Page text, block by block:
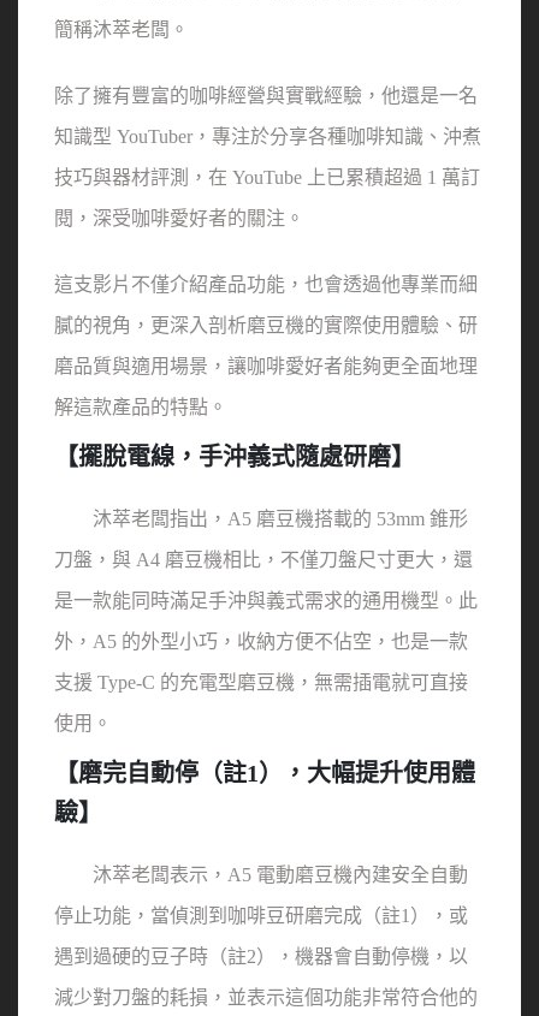
簡稱沐萃老闆。
除了擁有豐富的咖啡經營與實戰經驗，他還是一名
知識型 YouTuber，專注於分享各種咖啡知識、沖煮
技巧與器材評測，在 YouTube 上已累積超過 1 萬訂
閱，深受咖啡愛好者的關注。
這支影片不僅介紹產品功能，也會透過他專業而細
膩的視角，更深入剖析磨豆機的實際使用體驗、研
磨品質與適用場景，讓咖啡愛好者能夠更全面地理
解這款產品的特點。
【擺脫電線，手沖義式隨處研磨】
沐萃老闆指出，A5 磨豆機搭載的 53mm 錐形
刀盤，與 A4 磨豆機相比，不僅刀盤尺寸更大，還
是一款能同時滿足手沖與義式需求的通用機型。此
外，A5 的外型小巧，收納方便不佔空，也是一款
支援 Type-C 的充電型磨豆機，無需插電就可直接
使用。
【磨完自動停（註1），大幅提升使用體
驗】
沐萃老闆表示，A5 電動磨豆機內建安全自動
停止功能，當偵測到咖啡豆研磨完成（註1），或
遇到過硬的豆子時（註2），機器會自動停機，以
減少對刀盤的耗損，並表示這個功能非常符合他的